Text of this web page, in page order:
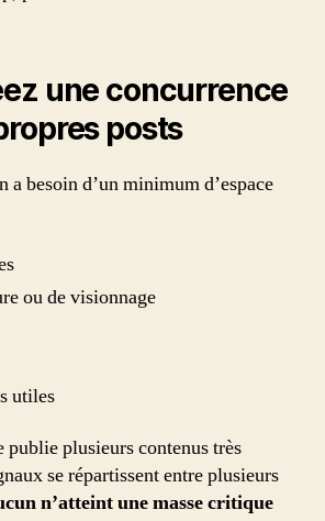
une concurrence
posts
a besoin d’un minimum d’espace
ou de visionnage
utiles
publie plusieurs contenus très
se répartissent entre plusieurs
n’atteint une masse critique